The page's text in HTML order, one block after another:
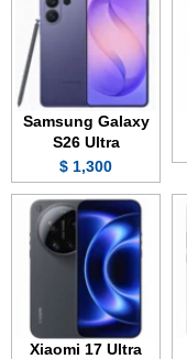
Samsung Galaxy
S26 Ultra
1,300 $
Xiaomi 17 Ultra